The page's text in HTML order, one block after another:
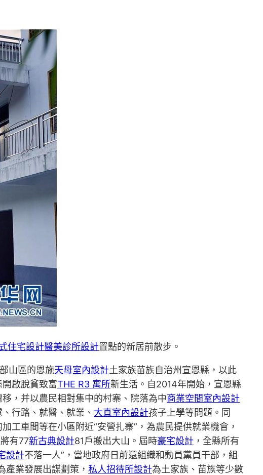
住宅設計醫美診所設計置點的新居前散步。
山區的恩施天母室內設計土家族苗族自治州宣恩縣，以此
啟脫貧致富THE R3 寓所新生活。自2014年開始，宣恩縣
移，并以農民相對集中的村寨、院落為中商業空間室內設計
行路、就醫、就業、 大直室內設計孩子上學等問題。同
工車間等在小區附近“安營扎寨”，為農民提供就業機會，
有77新古典設計81戶搬出大山。屆時豪宅設計 ，全縣所有
設計不落一人”，當地政府日前還組織和動員黨員干部，組
產業發展出謀劃策， 私人招待所設計為土家族、苗族等少數